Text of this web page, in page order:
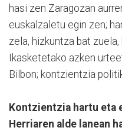
hasi zen Zaragozan
euskalzaletu egin zen;
zela, hizkuntza bat
Ikasketetako azken
Bilbon; kontzientzia
Kontzientzia hartu eta
Herriaren alde lanean